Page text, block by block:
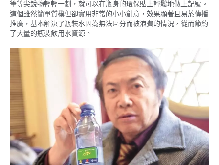
筆等尖銳物輕輕一劃，就可以在瓶身的環保貼上輕鬆地做上記號。
這個雖然簡單質樸但卻實用非常的小小創意，效果顯著且易於傳播
推廣，基本解決了瓶裝水因為無法區分而被浪費的情況，從而節約
了大量的瓶裝飲用水資源。